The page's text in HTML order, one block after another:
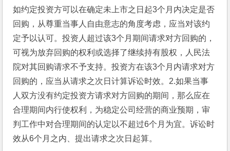
如约定投资方可以在确定未上市之日起3个月内决定是否
回购，从尊重当事人自由意志的角度考虑，应当对该约
定予以认可。投资人超过该3个月期间请求对方回购的，
可视为放弃回购的权利或选择了继续持有股权，人民法
院对其回购请求不予支持。投资方在该3个月内请求对方
回购的，应当从请求之次日计算诉讼时效。2.如果当事
人双方没有约定投资方请求对方回购的期间，那么应在
合理期间内行使权利，为稳定公司经营的商业预期，审
判工作中对合理期间的认定以不超过6个月为宜。诉讼时
效从6个月之内、提出请求之次日起算。